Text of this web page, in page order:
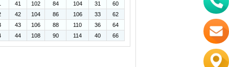
41 102 84 104 31
60
42 104 86 106 33
62
43 106 88 110 36
64
44 108 90 114 40 66